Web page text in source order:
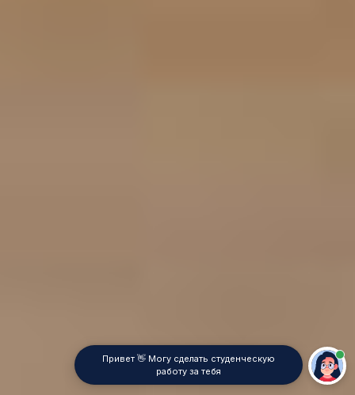
Привет 👋 Могу сделать студенческую
работу за тебя